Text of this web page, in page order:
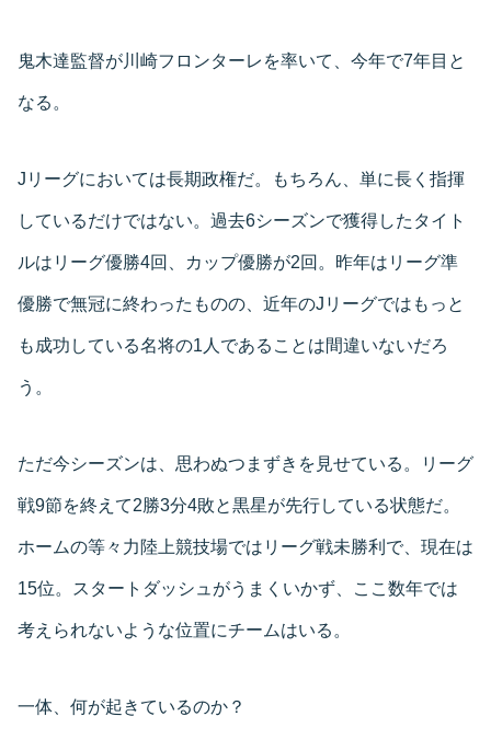
鬼木達監督が川崎フロンターレを率いて、今年で7年目と
なる。
Jリーグにおいては長期政権だ。もちろん、単に長く指揮
しているだけではない。過去6シーズンで獲得したタイト
ルはリーグ優勝4回、カップ優勝が2回。昨年はリーグ準
優勝で無冠に終わったものの、近年のJリーグではもっと
も成功している名将の1人であることは間違いないだろ
う。
ただ今シーズンは、思わぬつまずきを見せている。リーグ
戦9節を終えて2勝3分4敗と黒星が先行している状態だ。
ホームの等々力陸上競技場ではリーグ戦未勝利で、現在は
15位。スタートダッシュがうまくいかず、ここ数年では
考えられないような位置にチームはいる。
一体、何が起きているのか？